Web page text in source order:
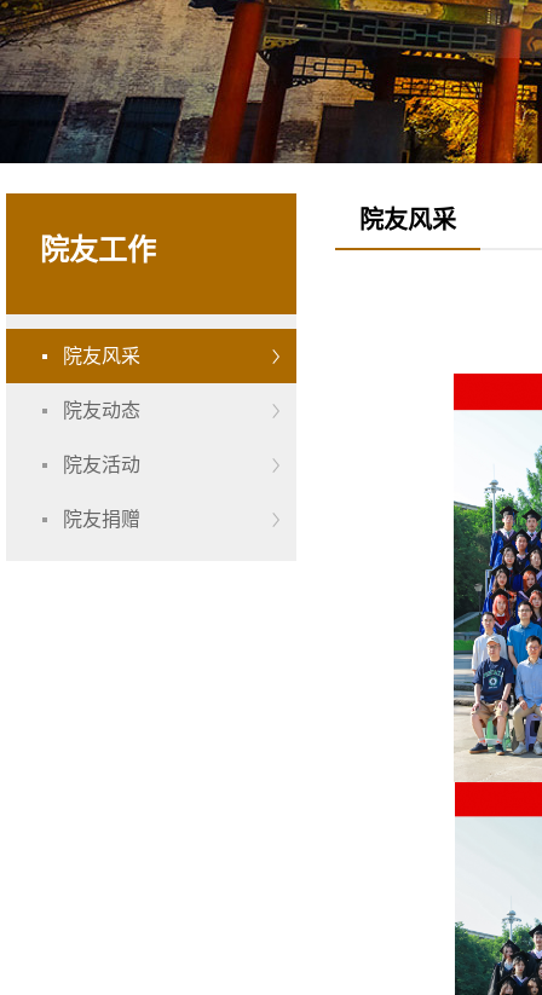
院友工作
院友风采
院友动态
院友活动
院友捐赠
院友风采